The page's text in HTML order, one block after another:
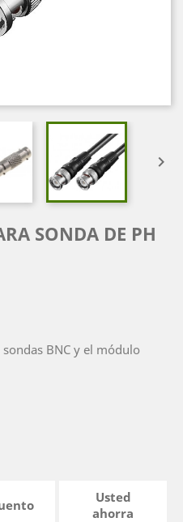

SONDA DE PH
BNC y el módulo
Usted
ahorra